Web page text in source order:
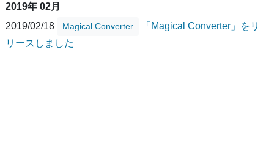
2019年 02月
2019/02/18
Magical Converter
「Magical Converter」をリ
リースしました